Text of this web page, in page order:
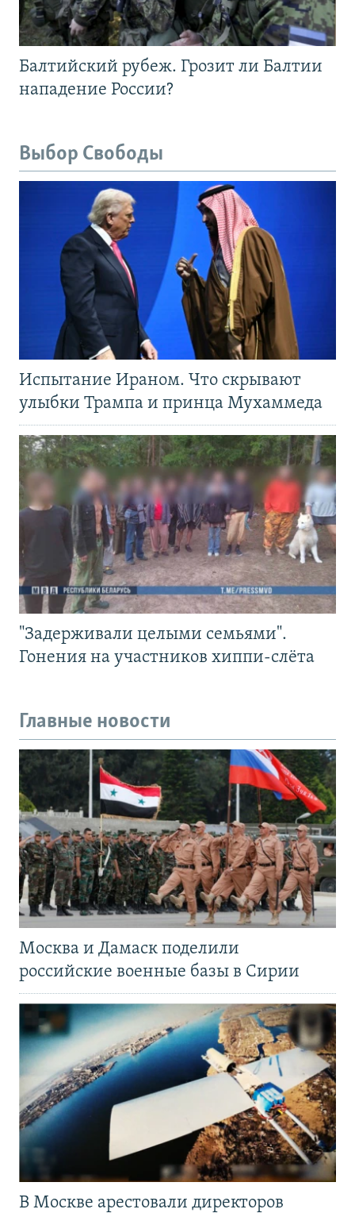
Балтийский рубеж. Грозит ли Балтии
нападение России?
Выбор Свободы
Испытание Ираном. Что скрывают
улыбки Трампа и принца Мухаммеда
"Задерживали целыми семьями".
Гонения на участников хиппи-слёта
Главные новости
Москва и Дамаск поделили
российские военные базы в Сирии
В Москве арестовали директоров